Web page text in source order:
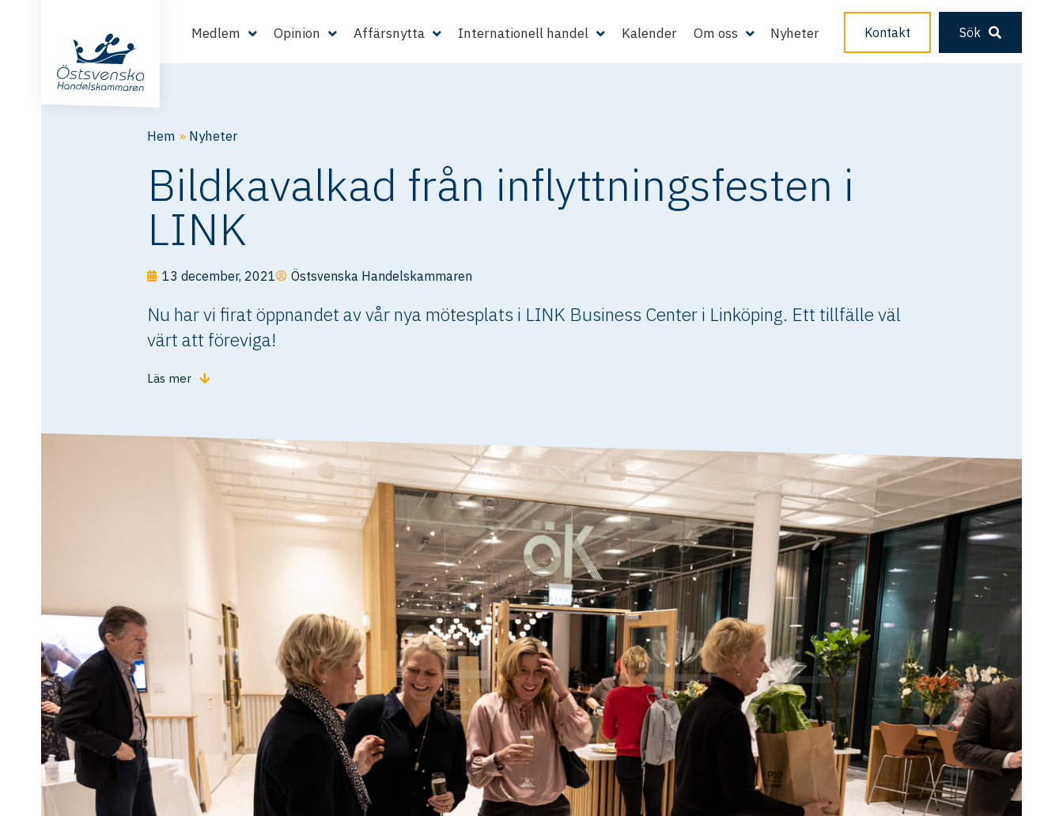
Medlem Opinion Affärsnytta Internationell handel Kalender Om oss Nyheter Kontakt Sök
Hem » Nyheter
Bildkavalkad från inflyttningsfesten i
LINK
13 december, 2021 Östsvenska Handelskammaren
Nu har vi firat öppnandet av vår nya mötesplats i LINK Business Center i Linköping. Ett tillfälle väl
värt att föreviga!
Läs mer